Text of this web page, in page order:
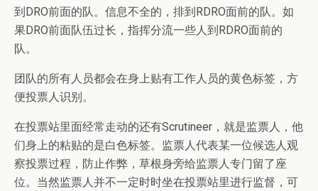
到DRO前面的队。信息不全的，排到RDRO面前的队。如
果DRO前面队伍过长，指挥分流一些人到RDRO面前的
队。
团队的所有人员都会在身上贴有工作人员的黄色标签，方
便投票人识别。
在投票站里面经常走动的还有Scrutineer，就是监票人，他
们身上的粘贴的是白色标签。监票人代表某一位候选人观
察投票过程，防止作弊，草根身旁给监票人专门留了座
位。当然监票人并不一定时时坐在投票站里进行监督，可